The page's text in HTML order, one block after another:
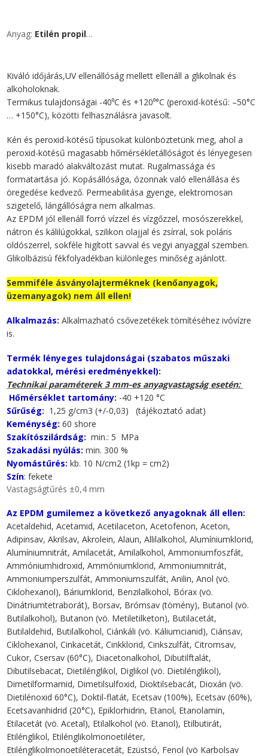
Anyag: Etilén propilén gumi (EPDM), sav, lúg és hőálló minőségű betét nélküli gumilemez.
Kiváló időjárás,UV ellenállóság mellett ellenáll a glikolnak és
alkoholoknak.
Termikus tulajdonságai -40⁰C és +120⁰°C (peroxid-kötésű: –50°C
… +150°C), közötti felhasználásra javasolt.
Kén és peroxid-kötésű típusokat különböztetünk meg, ahol a
peroxid-kötésű magasabb hőmérsékletállóságot és lényegesen
kisebb maradó alakváltozást mutat. Rugalmassága és
formatartása jó. Kopásállósága, ózonnak való ellenállása és
öregedése kedvező. Permeabilitása gyenge, elektromosan
szigetelő, lángállóságra nem alkalmas.
Az EPDM jól ellenáll forró vízzel és vízgőzzel, mosószerekkel,
nátron és kálilúgokkal, szilikon olajjal és zsírral, sok poláris
oldószerrel, sokféle higított savval és vegyi anyaggal szemben.
Glikolbázisú fékfolyadékban különleges minőség ajánlott.
Semmiféle ásványolajterméknek (kenőanyagok,
üzemanyagok) nem áll ellen!
Alkalmazás: Alkalmazható csővezetékek tömítéséhez ivóvízre
is.
Termék lényeges tulajdonságai (szabatos műszaki
adatokkal, mérési eredményekkel):
Technikai paraméterek 3 mm-es anyagvastagság esetén:
Hőmérséklet tartomány: -40 +120 °C
Sűrűség: 1,25 g/cm3 (+/-0,03) (tájékoztató adat)
Keménység:60 shore
Szakítószilárdság: min.: 5 MPa
Szakadási nyúlás: min. 300 %
Nyomástűrés: kb. 10 N/cm2 (1kp = cm2)
Szín: fekete
Vastagságtűrés ±0,4 mm
Az EPDM gumilemez a következő anyagoknak áll ellen:
Acetaldehid, Acetamid, Acetilaceton, Acetofenon, Aceton,
Adipinsav, Akrilsav, Akrolein, Alaun, Allilalkohol, Alumíniumklorid,
Alumíniumnitrát, Amilacetát, Amilalkohol, Ammoniumfoszfát,
Ammóniumhidroxid, Ammóniumklorid, Ammoniumnitrát,
Ammoniumperszulfát, Ammoniumszulfát, Anilin, Anol (vö.
Ciklohexanol), Báriumklorid, Benzilalkohol, Bórax (vö.
Dinátriumtetraborát), Borsav, Brómsav (tömény), Butanol (vö.
Butilalkohol), Butanon (vö. Metiletilketon), Butilacetát,
Butilaldehid, Butilalkohol, Ciánkáli (vö. Káliumcianid), Ciánsav,
Ciklohexanol, Cinkacetát, Cinkklorid, Cinkszulfát, Citromsav,
Cukor, Csersav (60°C), Diacetonalkohol, Dibutilftalát,
Dibutilsebacat, Dietilénglikol, Diglikol (vö. Dietilénglikol),
Dimetilformamid, Dimetilsulfoxid, Dioktilsebacát, Dioxán (vö.
Dietilénoxid 60°C), Doktil-flatát, Ecetsav (100%), Ecetsav (60%),
Ecetsavanhidrid (20°C), Epiklorhidrin, Etanol, Etanolamin,
Etilacetát (vö. Acetal), Etilalkohol (vö. Etanol), Etilbutirát,
Etilénglikol, Etilénglikolmonoetiléter,
Etilénglikolmonoetiléteracetát, Ezüstsó, Fenol (vö Karbolsav